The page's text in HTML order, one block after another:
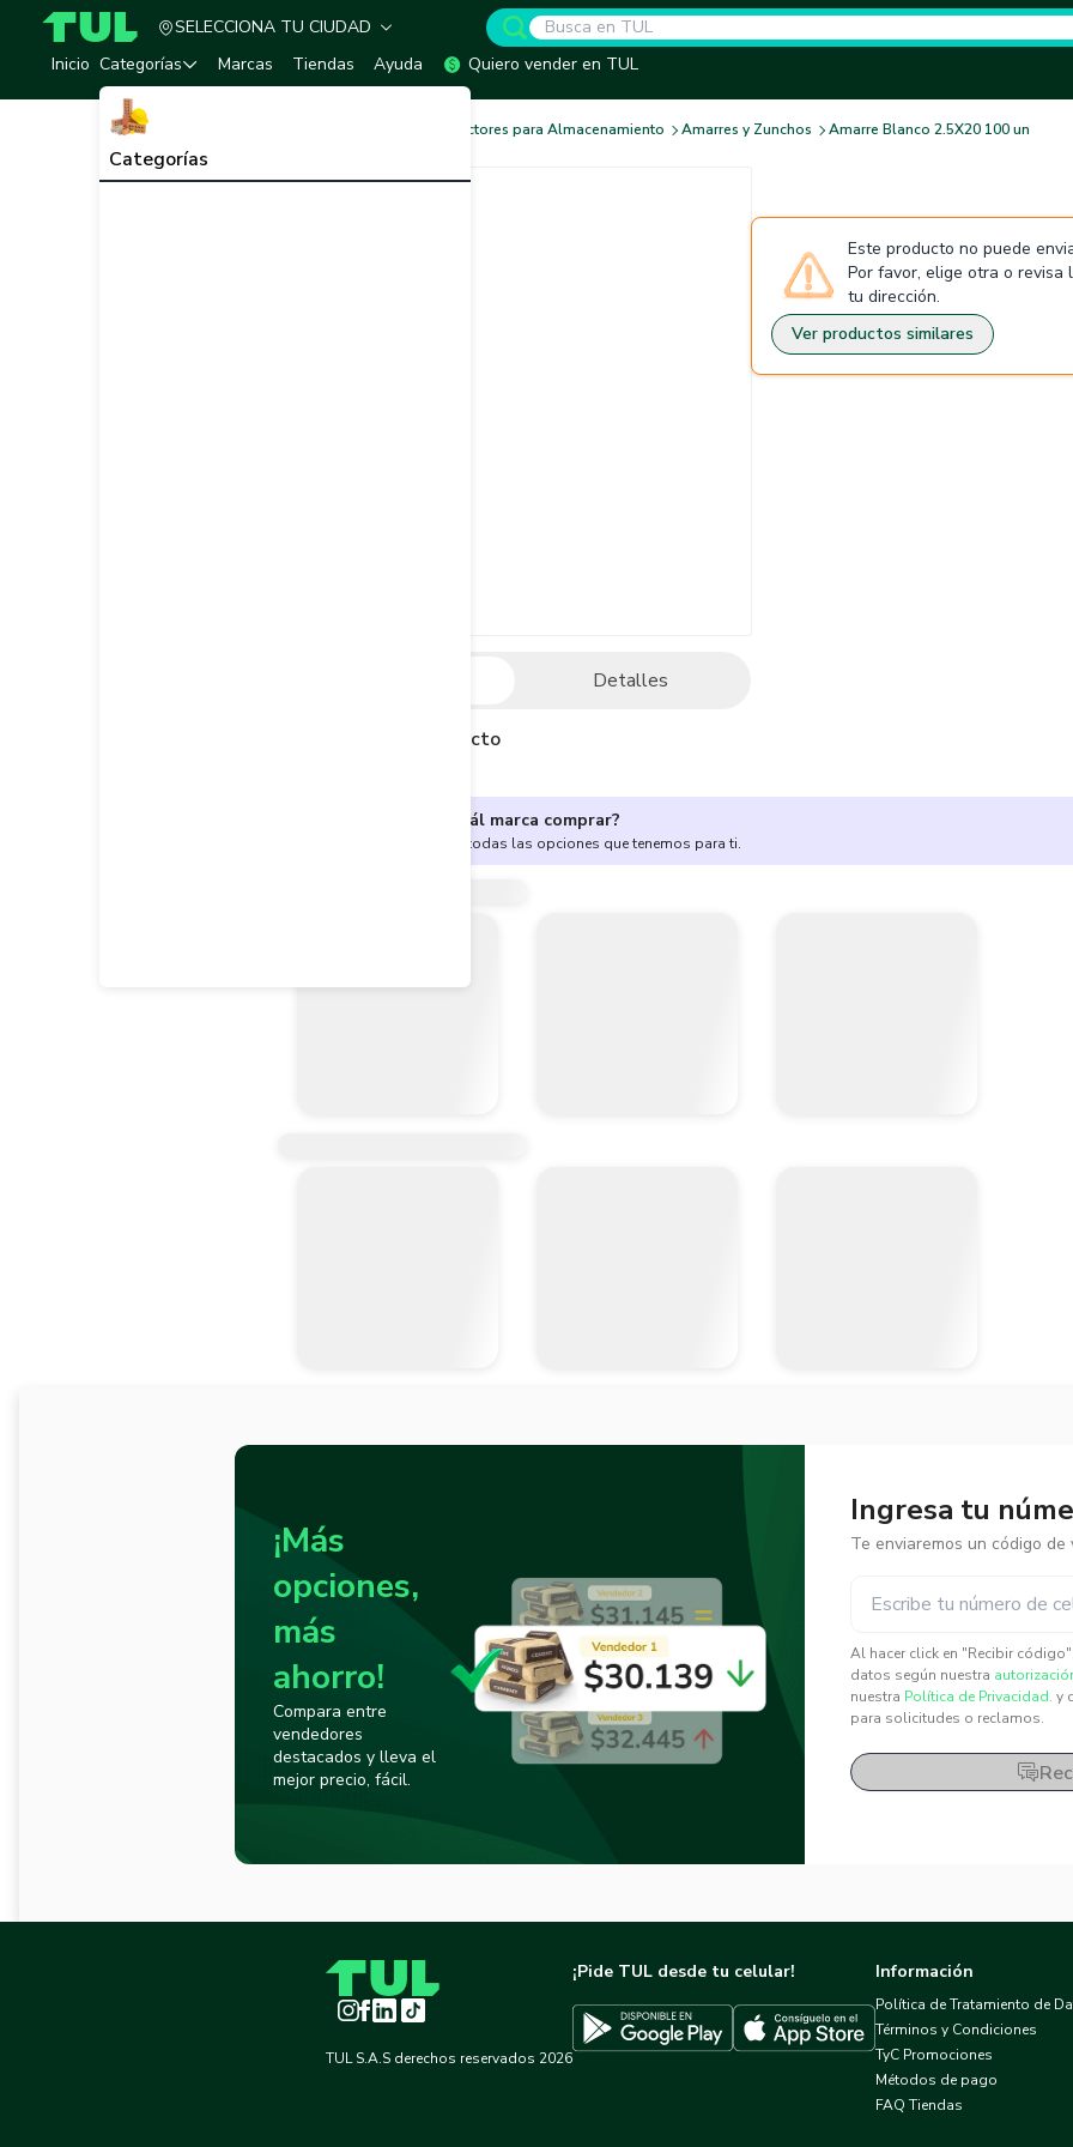
TUL - Tu Marketplace de Construcción
SELECCIONA TU CIUDAD
Inicio Categorías
Categorías
Marcas Tiendas Ayuda Quiero vender en TUL
Amarres y Protectores para Almacenamiento Amarres y Zunchos Amarre Blanco 2.5X20 100 un
Detalles
Descripción del producto
Este producto no puede
Por favor, elige otra o revisa
tu dirección.
Ver productos similares
¿No sabes cuál marca comprar?
Encuentra aquí todas las opciones que tenemos para ti.
¡Más
opciones,
más
ahorro!
Compara entre
vendedores
destacados y lleva el
mejor precio, fácil.
Ingresa tu
Te enviaremos un código de
Al hacer click en "Recibir
datos según nuestra
nuestra Política de Privacidad. y
para solicitudes o reclamos.
Instagram
Facebook
LinkedInTikTok
TUL S.A.S derechos reservados 2026
¡Pide TUL desde tu celular!
Descargar TUL en Google PlayDescargar TUL en App Store
Información
Política de Tratamiento de
Términos y Condiciones
TyC Promociones
Métodos de pago
FAQ Tiendas